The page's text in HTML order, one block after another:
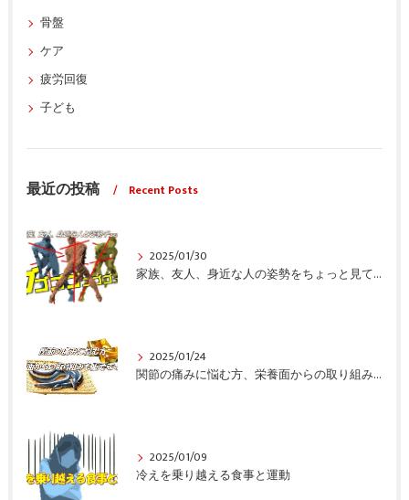
骨盤
ケア
疲労回復
子ども
最近の投稿 Recent Posts
2025/01/30
家族、友人、身近な人の姿勢をちょっと見てみませんか？
2025/01/24
関節の痛みに悩む方、栄養面からの取り組みも重要ですよ！
2025/01/09
冷えを乗り越える食事と運動